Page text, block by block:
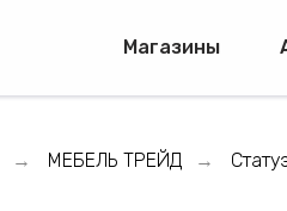
Магазины
→ МЕБЕЛЬ ТРЕЙД →